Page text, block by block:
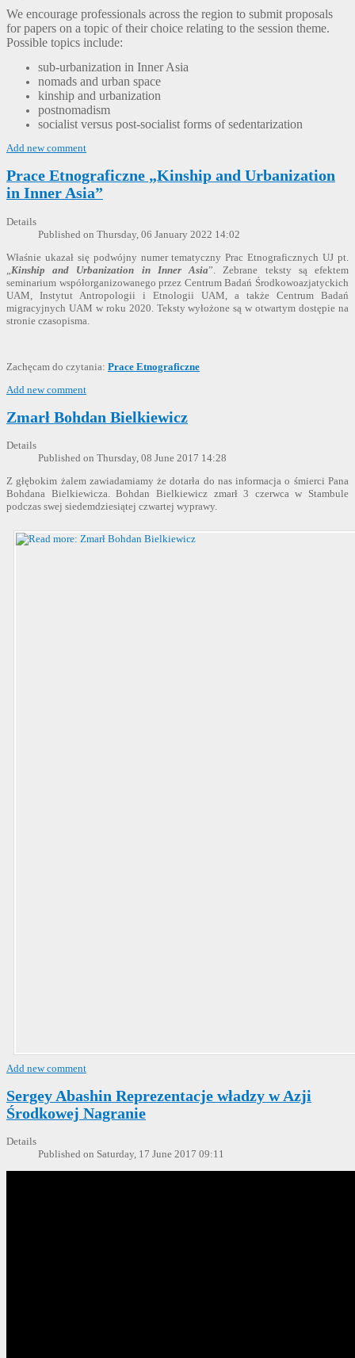
We encourage professionals across the region to submit proposals
for papers on a topic of their choice relating to the session theme.
Possible topics include:
sub-urbanization in Inner Asia
nomads and urban space
kinship and urbanization
postnomadism
socialist versus post-socialist forms of sedentarization
Add new comment
Prace Etnograficzne „Kinship and Urbanization
in Inner Asia”
Details
Published on Thursday, 06 January 2022 14:02
Właśnie ukazał się podwójny numer tematyczny Prac Etnograficznych UJ pt.
Kinship and Urbanization in Inner Asia”. Zebrane teksty są efektem
seminarium współorganizowanego przez Centrum Badań Środkowoazjatyckich
UAM, Instytut Antropologii i Etnologii UAM, a także Centrum Badań
migracyjnych UAM w roku 2020. Teksty wyłożone są w otwartym dostępie na
stronie czasopisma.
Zachęcam do czytania: Prace Etnograficzne
Add new comment
Zmarł Bohdan Bielkiewicz
Details
Published on Thursday, 08 June 2017 14:28
Z głębokim żalem zawiadamiamy że dotarła do nas informacja o śmierci Pana
Bohdana Bielkiewicza. Bohdan Bielkiewicz zmarł 3 czerwca w Stambule
podczas swej siedemdziesiątej czwartej wyprawy.
Add new comment
Sergey Abashin Reprezentacje władzy w Azji
Środkowej Nagranie
Details
Published on Saturday, 17 June 2017 09:11